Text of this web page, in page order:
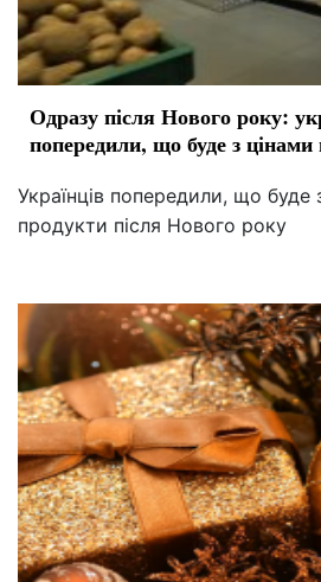
Одразу після Нового року:
попередили, що буде з
Українців попередили, що буде
продукти після Нового року